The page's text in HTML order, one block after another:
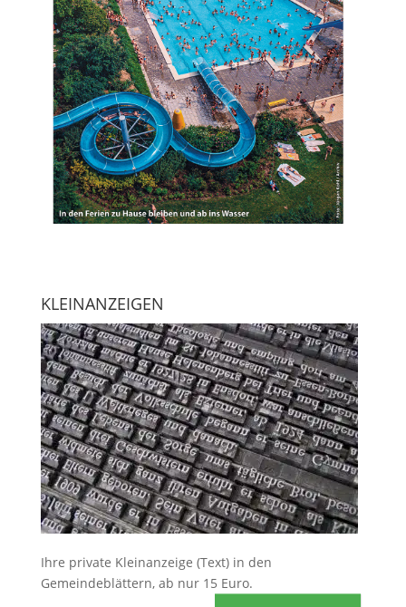
KLEINANZEIGEN
Ihre private Kleinanzeige (Text) in den
Gemeindeblättern, ab nur 15 Euro.